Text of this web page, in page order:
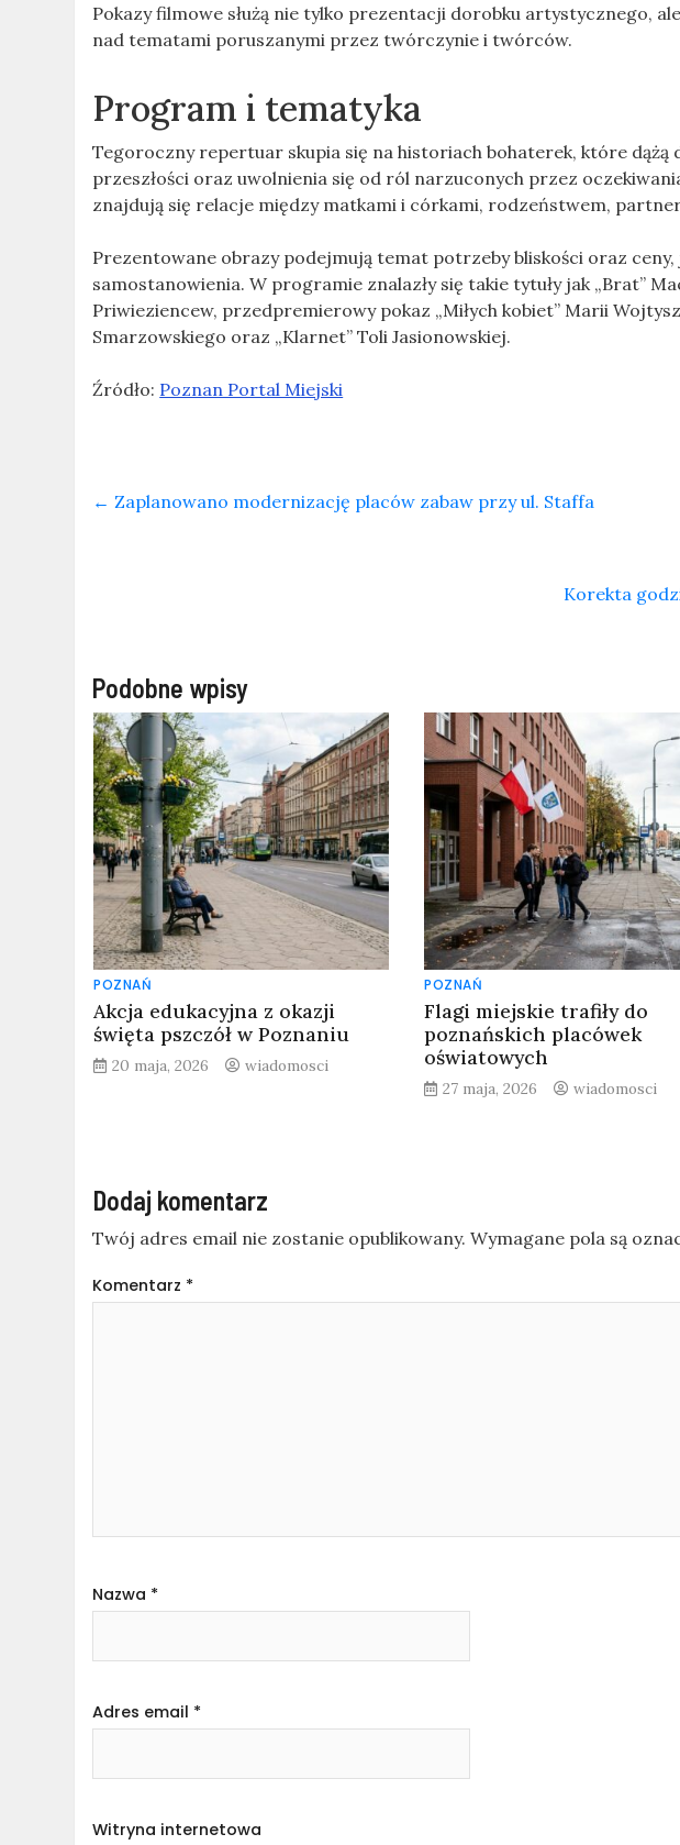
Pokazy filmowe służą nie tylko prezentacji dorobku artystycznego,
nad tematami poruszanymi przez twórczynie i twórców.
Program i tematyka
Tegoroczny repertuar skupia się na historiach bohaterek, które dążą
przeszłości oraz uwolnienia się od ról narzuconych przez
znajdują się relacje między matkami i córkami, rodzeństwem,
Prezentowane obrazy podejmują temat potrzeby bliskości oraz ceny,
samostanowienia. W programie znalazły się takie tytuły jak „Brat”
Priwieziencew, przedpremierowy pokaz „Miłych kobiet” Marii
Smarzowskiego oraz „Klarnet” Toli Jasionowskiej.
Źródło: Poznan Portal Miejski
← Zaplanowano modernizację placów zabaw przy ul. Staffa
Korekta
Podobne wpisy
POZNAŃ
Akcja edukacyjna z okazji
święta pszczół w Poznaniu
20 maja, 2026 wiadomosci
POZNAŃ
Flagi miejskie trafiły do
poznańskich placówek
oświatowych
27 maja, 2026 wiadomosci
Dodaj komentarz
Twój adres email nie zostanie opublikowany. Wymagane pola są
Komentarz *
Nazwa *
Adres email *
Witryna internetowa